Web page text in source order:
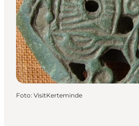
Foto: VisitKerteminde